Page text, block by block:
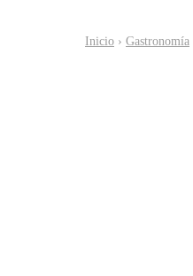
Inicio › Gastronomía